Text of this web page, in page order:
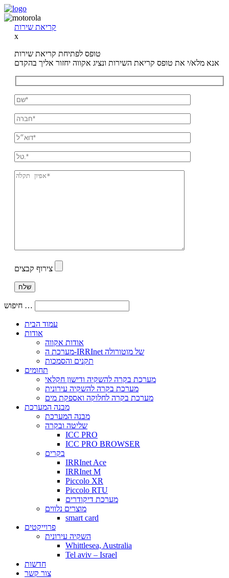
קריאת שירות
x
טופס לפתיחת קריאת שירות
אנא מלא/י את טופס קריאת השירות ונציג אקווה יחזור אליך בהקדם
חיפוש …
עמוד הבית
אודות
אודות אקווה
מערכת ה-IRRInet של מוטורולה
תקנים והסמכות
תחומים
מערכת בקרה להשקיה ודישון חקלאי
מערכת בקרה להשקיה עירונית
מערכת בקרה לחלוקה ואספקת מים
מבנה המערכת
מבנה המערכת
שליטה ובקרה
ICC PRO
ICC PRO BROWSER
בקרים
IRRInet Ace
IRRInet M
Piccolo XR
Piccolo RTU
מערכת דיקודרים
מוצרים נלווים
smart card
פרוייקטים
השקיה עירונית
Whittlesea, Australia
Tel aviv – Israel
חדשות
צור קשר